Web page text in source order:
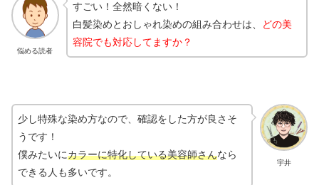
悩める読者
すごい！全然暗くない！
白髪染めとおしゃれ染めの組み合わせは、
どの美
容院でも対応してますか？
宇井
少し特殊な染め方なので、確認をした方が良さそ
うです！
僕みたいにカラーに特化している美容師さんなら
できる人も多いです。